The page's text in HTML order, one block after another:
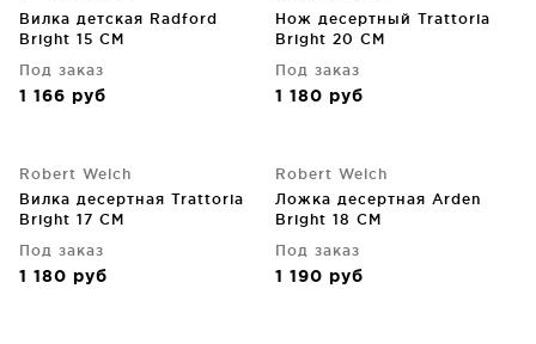
Вилка детская Radford
Bright 15 CM
Под заказ
1 166 руб
Нож десертный Trattoria
Bright 20 CM
Под заказ
1 180 руб
Robert Welch
Вилка десертная Trattoria
Bright 17 CM
Под заказ
1 180 руб
Robert Welch
Ложка десертная Arden
Bright 18 CM
Под заказ
1 190 руб